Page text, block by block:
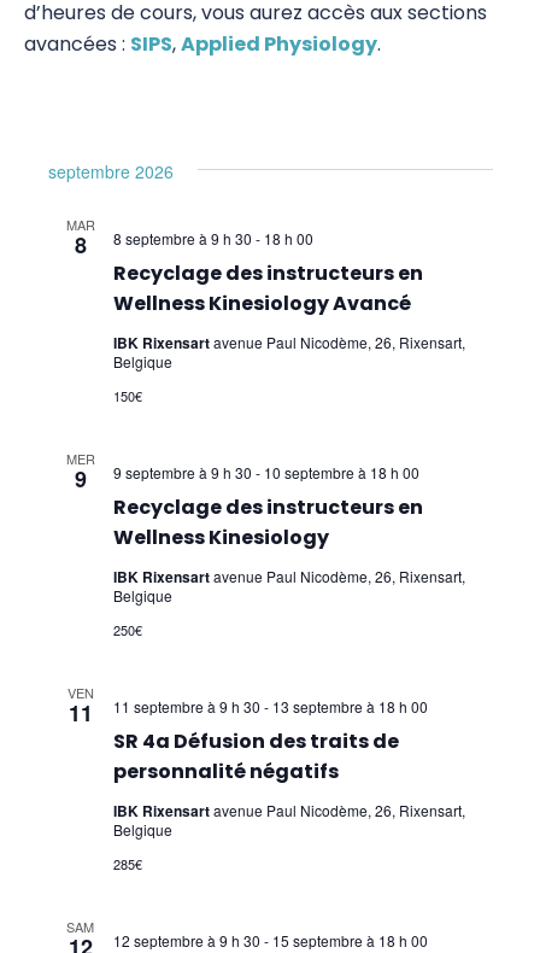
d’heures de cours, vous aurez accès aux sections
avancées : SIPS,Applied Physiology.
septembre 2026
MAR
8
Recyclage des instructeurs en
Wellness Kinesiology Avancé
8 septembre à 9 h 30 - 18 h 00
IBK Rixensartavenue Paul Nicodème, 26, Rixensart,
Belgique
150€
MER
9
Recyclage des instructeurs en
Wellness Kinesiology
9 septembre à 9 h 30 - 10 septembre à 18 h 00
IBK Rixensartavenue Paul Nicodème, 26, Rixensart,
Belgique
250€
VEN
11
SR 4a Défusion des traits de
personnalité négatifs
11 septembre à 9 h 30 - 13 septembre à 18 h 00
IBK Rixensartavenue Paul Nicodème, 26, Rixensart,
Belgique
285€
SAM
12 septembre à 9 h 30 - 15 septembre à 18 h 00